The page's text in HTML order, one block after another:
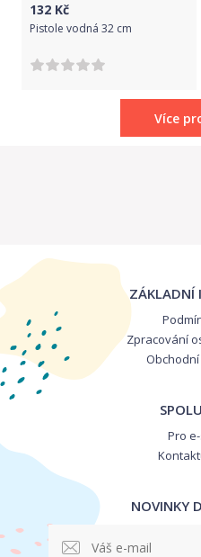
132 Kč
Pistole vodná 32 cm
Více
ZÁKLADNÍ
Zpracování
Pro
NOVINKY